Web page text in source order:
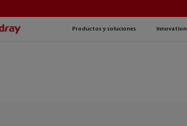
Productos y soluciones Innovation